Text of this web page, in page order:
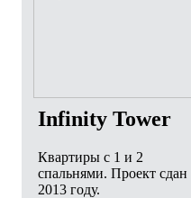
Infinity Tower
Квартиры с 1 и 2
спальнями. Проект сдан
2013 году.